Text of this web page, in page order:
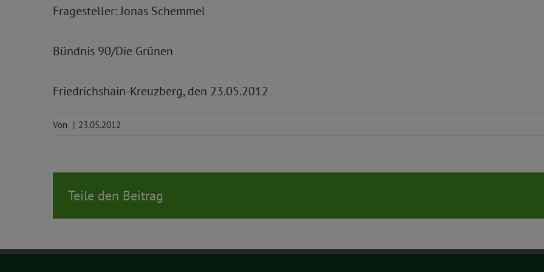
Fragesteller: Jonas Schemmel
Bündnis 90/Die Grünen
Friedrichshain-Kreuzberg, den 23.05.2012
Von | 23.05.2012
Teile den Beitrag